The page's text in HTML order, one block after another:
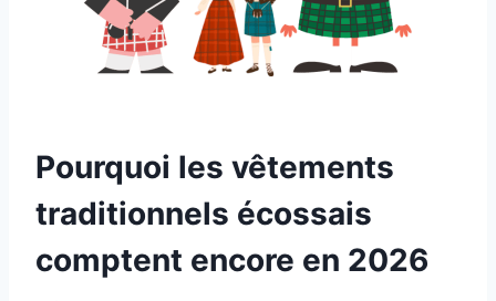
Pourquoi les vêtements
traditionnels écossais
comptent encore en 2026